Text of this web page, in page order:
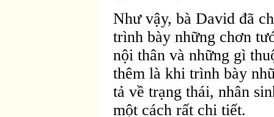
Như vậy, bà David đã
trình bày những chơn
nội thân và những gì
thêm là khi trình bày
tả về trạng thái, nhân
một cách rất chi tiết.